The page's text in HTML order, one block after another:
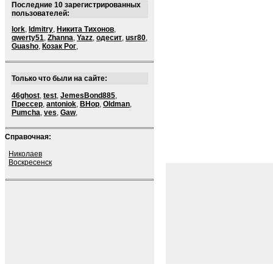
Последние 10 зарегистрированных
пользователей:
lork, ldmitry, Никита Тихонов,
qwerty51, Zhanna, Yazz, одесит, usr80,
Guasho, Козак Рог,
Только что были на сайте:
46ghost, test, JemesBond885,
Прессер, antoniok, BHop, Oldman,
Pumcha, ves, Gaw,
Справочная:
Николаев
Воскресенск